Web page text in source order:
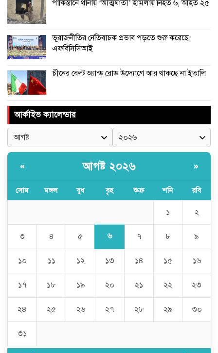
পাকিস্তানে থানায় ‘আত্মঘাতী’ হামলায় নিহত ৬, আহত ২৫
ভূরাজনীতির নেতিবাচক প্রভাব পড়তে শুরু করেছে:
এফবিসিসিআই
চীনের বেল্ট অ্যান্ড রোড উদ্যোগে আর থাকছে না ইতালি
আর্কাইভ ক্যালেন্ডার
« আগষ্ট ২০২৬ »
সোম মঙ্গল বুধ বৃহ শুক্র শনি রবি
১ ২
৩ ৪ ৫ ৬ ৭ ৮ ৯
১০ ১১ ১২ ১৩ ১৪ ১৫ ১৬
১৭ ১৮ ১৯ ২০ ২১ ২২ ২৩
২৪ ২৫ ২৬ ২৭ ২৮ ২৯ ৩০
৩১